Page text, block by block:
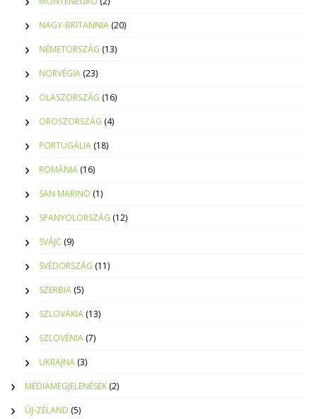
NAGY-BRITANNIA (20)
NÉMETORSZÁG (13)
NORVÉGIA (23)
OLASZORSZÁG (16)
OROSZORSZÁG (4)
PORTUGÁLIA (18)
ROMÁNIA (16)
SAN MARINO (1)
SPANYOLORSZÁG (12)
SVÁJC (9)
SVÉDORSZÁG (11)
SZERBIA (5)
SZLOVÁKIA (13)
SZLOVÉNIA (7)
UKRAJNA (3)
MÉDIAMEGJELENÉSEK (2)
ÚJ-ZÉLAND (5)